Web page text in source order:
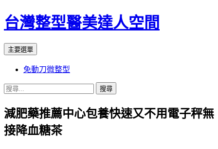
台灣整型醫美達人空間
搜
主要選單
主
要
內
容
免動刀微整型
搜
關
鍵
字:
減肥藥推薦中心包養快速又不用電子秤無
接降血糖茶